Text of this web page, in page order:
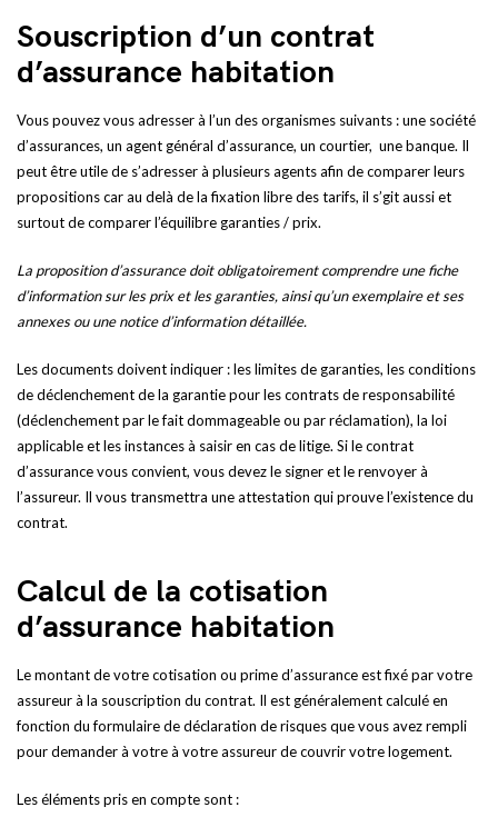
Souscription d’un contrat
d’assurance habitation
Vous pouvez vous adresser à l’un des organismes suivants : une société
d’assurances, un agent général d’assurance, un courtier, une banque. Il
peut être utile de s’adresser à plusieurs agents afin de comparer leurs
propositions car au delà de la fixation libre des tarifs, il s’git aussi et
surtout de comparer l’équilibre garanties / prix.
La proposition d’assurance doit obligatoirement comprendre une fiche
d’information sur les prix et les garanties, ainsi qu’un exemplaire et ses
annexes ou une notice d’information détaillée.
Les documents doivent indiquer : les limites de garanties, les conditions
de déclenchement de la garantie pour les contrats de responsabilité
(déclenchement par le fait dommageable ou par réclamation), la loi
applicable et les instances à saisir en cas de litige. Si le contrat
d’assurance vous convient, vous devez le signer et le renvoyer à
l’assureur. Il vous transmettra une attestation qui prouve l’existence du
contrat.
Calcul de la cotisation
d’assurance habitation
Le montant de votre cotisation ou prime d’assurance est fixé par votre
assureur à la souscription du contrat. Il est généralement calculé en
fonction du formulaire de déclaration de risques que vous avez rempli
pour demander à votre à votre assureur de couvrir votre logement.
Les éléments pris en compte sont :